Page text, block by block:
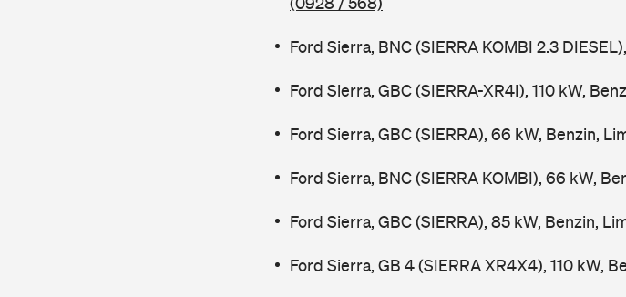
Ford Sierra, BNC (SIERRA KOMBI 2.3
Ford Sierra, GBC (SIERRA-XR4I), 110 kW,
Ford Sierra, GBC (SIERRA), 66 kW, Benzin,
Ford Sierra, BNC (SIERRA KOMBI), 66 kW,
Ford Sierra, GBC (SIERRA), 85 kW, Benzin,
Ford Sierra, GB 4 (SIERRA XR4X4), 110 kW,